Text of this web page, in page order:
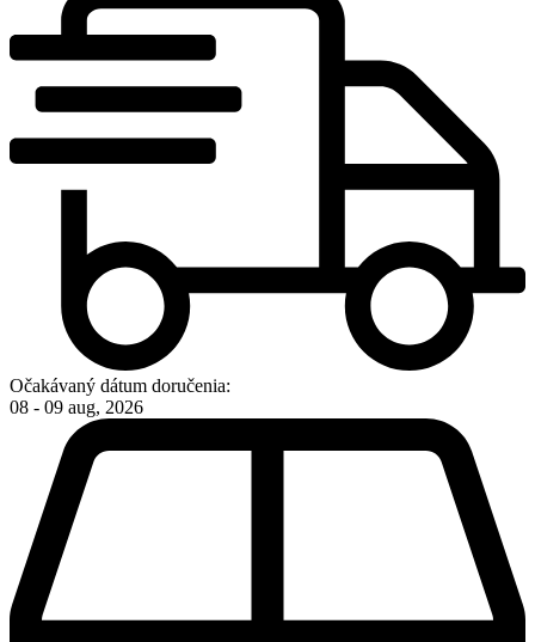
Očakávaný dátum doručenia:
08 - 09 aug, 2026